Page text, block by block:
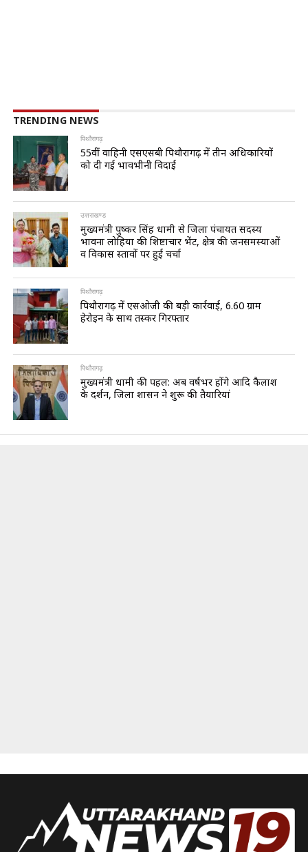
TRENDING NEWS
पिथौरागढ़
55वीं वाहिनी एसएसबी पिथौरागढ़ में तीन अधिकारियों
को दी गई भावभीनी विदाई
उत्तराखण्ड
मुख्यमंत्री पुष्कर सिंह धामी से जिला पंचायत सदस्य
भावना लोहिया की शिष्टाचार भेंट, क्षेत्र की जनसमस्याओं
व विकास प्रस्तावों पर हुई चर्चा
पिथौरागढ़
पिथौरागढ़ में एसओजी की बड़ी कार्रवाई, 6.60 ग्राम
हेरोइन के साथ तस्कर गिरफ्तार
पिथौरागढ़
मुख्यमंत्री धामी की पहल: अब वर्षभर होंगे आदि कैलाश
के दर्शन, जिला प्रशासन ने शुरू की तैयारियां